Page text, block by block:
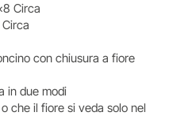
Circa
con chiusura a fiore
in due modi
che il fiore si veda solo nel